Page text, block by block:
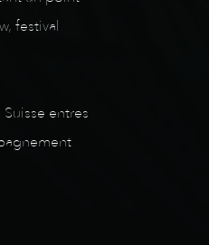
festival
entres